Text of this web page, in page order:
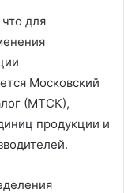
для
Московский
(МТСК),
продукции и